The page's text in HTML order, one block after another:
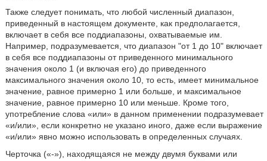
Также следует понимать, что любой численный диапазон,
приведенный в настоящем документе, как предполагается,
включает в себя все поддиапазоны, охватываемые им.
Например, подразумевается, что диапазон "от 1 до 10" включает
в себя все поддиапазоны от приведенного минимального
значения около 1 (и включая его) до приведенного
максимального значения около 10, то есть, имеет минимальное
значение, равное примерно 1 или больше, и максимальное
значение, равное примерно 10 или меньше. Кроме того,
употребление слова «или» в данном применении подразумевает
«и/или», если конкретно не указано иного, даже если выражение
«и/или» явно можно использовать в определенных случаях.
Черточка («-»), находящаяся не между двумя буквами или